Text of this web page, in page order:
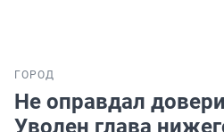
ГОРОД
Не оправдал
Уволен глава